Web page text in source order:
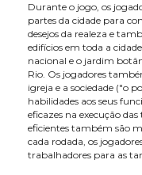
Durante o jogo, os
partes da cidade para
desejos da realeza e
edifícios em toda a
nacional e o jardim
Rio. Os jogadores
igreja e a sociedade ("o
habilidades aos seus
eficazes na execução
eficientes também são
cada rodada, os
trabalhadores para as